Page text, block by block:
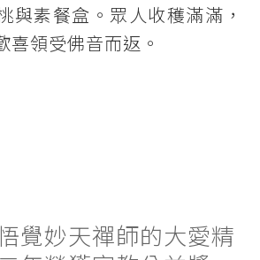
與素餐盒。眾人收穫滿滿，
喜領受佛音而返。
覺妙天禪師的大愛精